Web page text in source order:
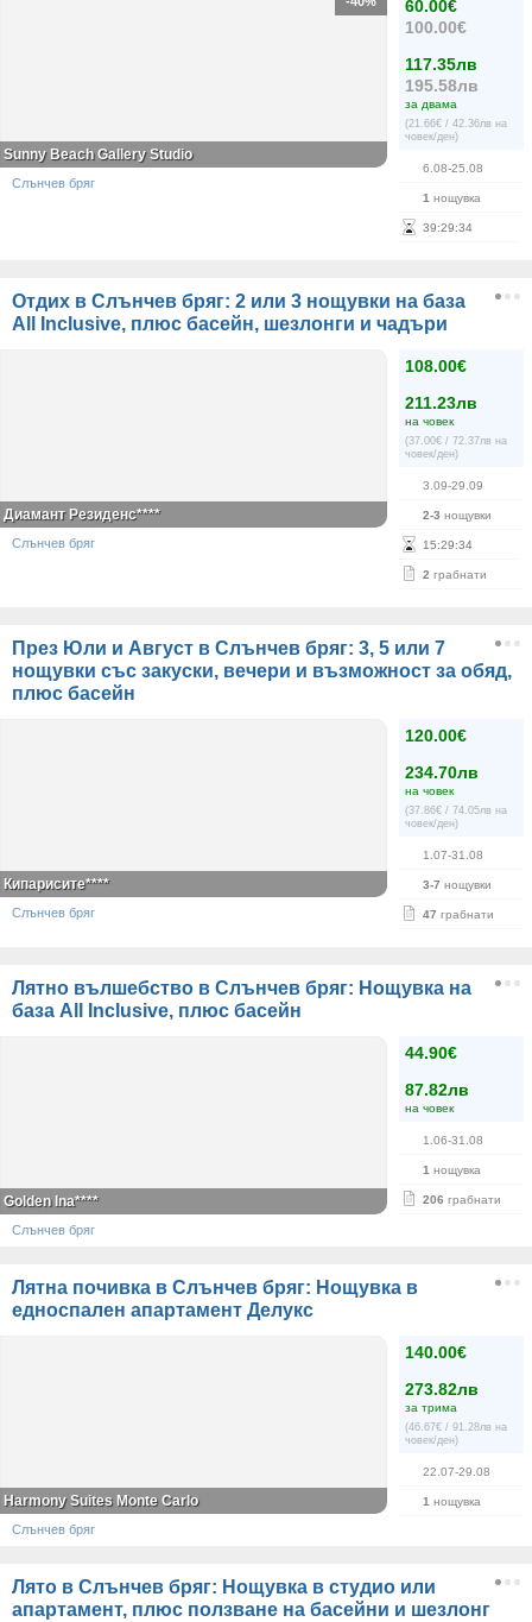
60.00€
100.00€
117.35лв
195.58лв
за двама
(21.66€ / 42.36лв на
човек/ден)
6.08-25.08
1 нощувка
39:29:34
Sunny Beach Gallery Studio
Слънчев бряг
Отдих в Слънчев бряг: 2 или 3 нощувки на база
All Inclusive, плюс басейн, шезлонги и чадъри
108.00€
211.23лв
на човек
(37.00€ / 72.37лв на
човек/ден)
3.09-29.09
2-3 нощувки
15:29:34
2 грабнати
Диамант Резиденс****
Слънчев бряг
През Юли и Август в Слънчев бряг: 3, 5 или 7
нощувки със закуски, вечери и възможност за обяд,
плюс басейн
120.00€
234.70лв
на човек
(37.86€ / 74.05лв на
човек/ден)
1.07-31.08
3-7 нощувки
47 грабнати
Кипарисите****
Слънчев бряг
Лятно вълшебство в Слънчев бряг: Нощувка на
база All Inclusive, плюс басейн
44.90€
87.82лв
на човек
1.06-31.08
1 нощувка
206 грабнати
Golden Ina****
Слънчев бряг
Лятна почивка в Слънчев бряг: Нощувка в
едноспален апартамент Делукс
140.00€
273.82лв
за трима
(46.67€ / 91.28лв на
човек/ден)
22.07-29.08
1 нощувка
Harmony Suites Monte Carlo
Слънчев бряг
Лято в Слънчев бряг: Нощувка в студио или
апартамент, плюс ползване на басейни и шезлонг